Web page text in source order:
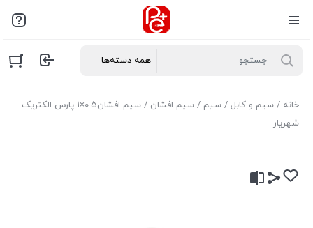
خانه / سیم و کابل / سیم / سیم افشان
/ سیم افشان۰.۵×۱ پارس الکتریک
شهریار